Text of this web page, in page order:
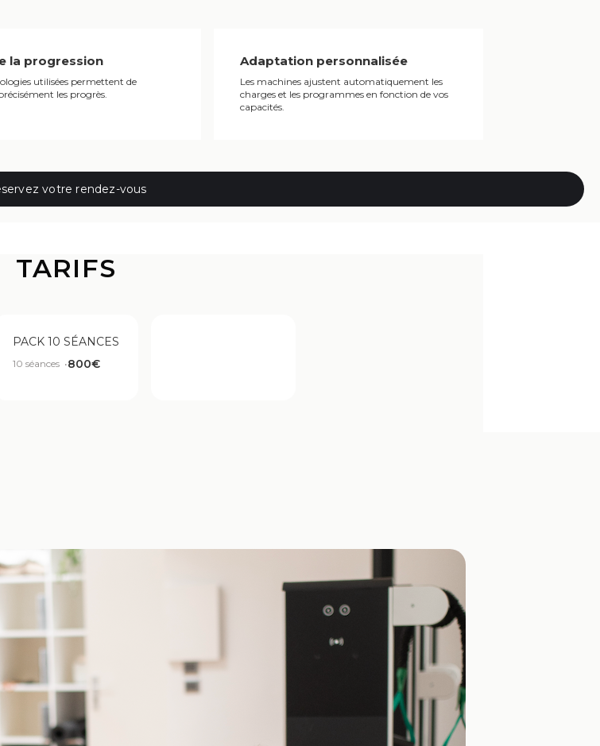
la progression
utilisées permettent de
les progrès.
Adaptation personnalisée
Les machines ajustent automatiquement les
charges et les programmes en fonction de vos
capacités.
votre rendez-vous
TARIFS
PACK 10 SÉANCES
10 séances •800€